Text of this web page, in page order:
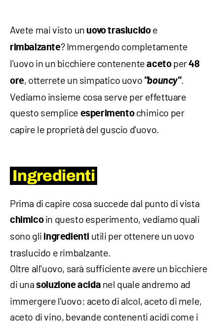
Avete mai visto un uovo traslucidoe
rimbalzante? Immergendo completamente
l'uovo in un bicchiere contenenteacetoper48
ore, otterrete un simpatico uovo "bouncy".
Vediamo insieme cosa serve per effettuare
questo semplice esperimentochimico per
capire le proprietà del guscio d'uovo.
Ingredienti
Prima di capire cosa succede dal punto di vista
chimicoin questo esperimento, vediamo quali
sono gli ingredienti utili per ottenere un uovo
traslucido e rimbalzante.
Oltre all'uovo, sarà sufficiente avere un bicchiere
di unasoluzione acida nel quale andremo ad
immergere l'uovo: aceto di alcol, aceto di mele,
aceto di vino, bevande contenenti acidi come i